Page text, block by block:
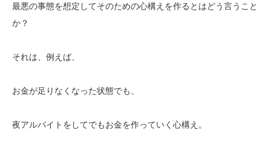
最悪の事態を想定してそのための心構えを作るとはどう言うこと
か？
それは、例えば、
お金が足りなくなった状態でも、
夜アルバイトをしてでもお金を作っていく心構え。